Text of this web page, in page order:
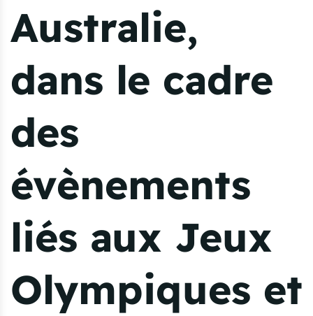
Australie,
dans le cadre
des
évènements
liés aux Jeux
Olympiques et